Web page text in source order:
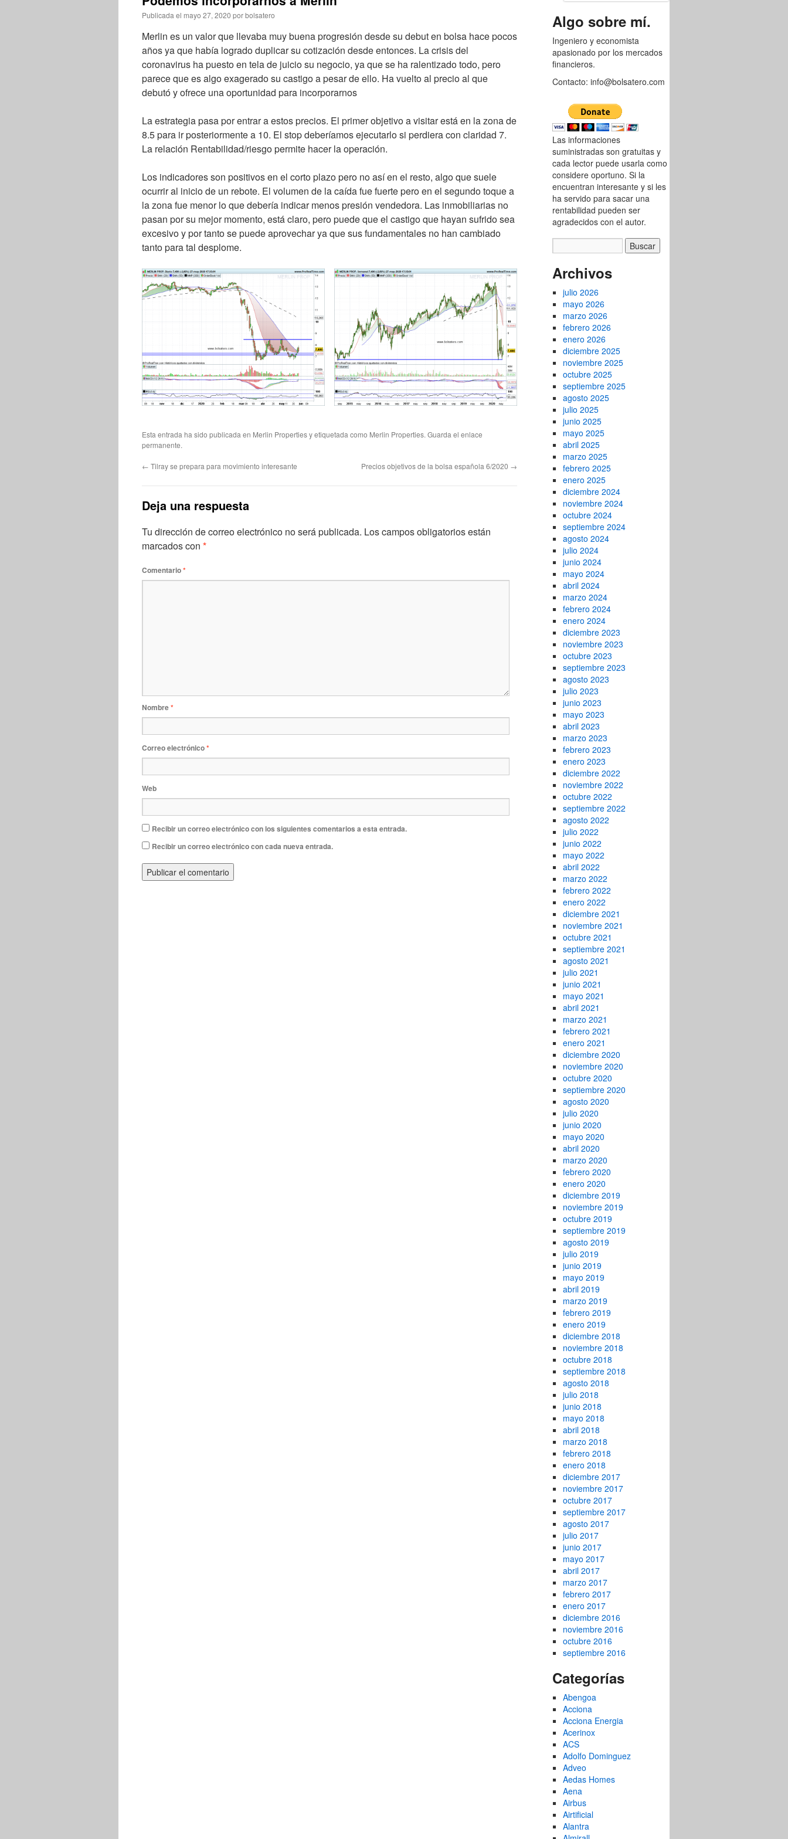
Publicada el mayo 27, 2020 porbolsatero
Merlin es un valor que llevaba muy buena progresión desde su debut en bolsa hace pocos
años ya que había logrado duplicar su cotización desde entonces. La crisis del
coronavirus ha puesto en tela de juicio su negocio, ya que se ha ralentizado todo, pero
parece que es algo exagerado su castigo a pesar de ello. Ha vuelto al precio al que
debutó y ofrece una oportunidad para incorporarnos
La estrategia pasa por entrar a estos precios. El primer objetivo a visitar está en la zona de
8.5 para ir posteriormente a 10. El stop deberíamos ejecutarlo si perdiera con claridad 7.
La relación Rentabilidad/riesgo permite hacer la operación.
Los indicadores son positivos en el corto plazo pero no así en el resto, algo que suele
ocurrir al inicio de un rebote. El volumen de la caída fue fuerte pero en el segundo toque a
la zona fue menor lo que debería indicar menos presión vendedora. Las inmobiliarias no
pasan por su mejor momento, está claro, pero puede que el castigo que hayan sufrido sea
excesivo y por tanto se puede aprovechar ya que sus fundamentales no han cambiado
tanto para tal desplome.
Esta entrada ha sido publicada en Merlin Propertiesy etiquetada como Merlin Properties. Guarda el enlace
permanente.
← Tilray se prepara para movimiento interesante Precios objetivos de la bolsa española 6/2020 →
Deja una respuesta
Tu dirección de correo electrónico no será publicada. Los campos obligatorios están
marcados con *
Comentario*
Nombre*
Correo electrónico*
Web
Recibir un correo electrónico con los siguientes comentarios a esta entrada.
Recibir un correo electrónico con cada nueva entrada.
Algo sobre mí.
Ingeniero y economista
apasionado por los mercados
financieros.
Contacto: info@bolsatero.com
Las informaciones
suministradas son gratuitas y
cada lector puede usarla como
considere oportuno. Si la
encuentran interesante y si les
ha servido para sacar una
rentabilidad pueden ser
agradecidos con el autor.
Archivos
julio 2026
mayo 2026
marzo 2026
febrero 2026
enero 2026
diciembre 2025
noviembre 2025
octubre 2025
septiembre 2025
agosto 2025
julio 2025
junio 2025
mayo 2025
abril 2025
marzo 2025
febrero 2025
enero 2025
diciembre 2024
noviembre 2024
octubre 2024
septiembre 2024
agosto 2024
julio 2024
junio 2024
mayo 2024
abril 2024
marzo 2024
febrero 2024
enero 2024
diciembre 2023
noviembre 2023
octubre 2023
septiembre 2023
agosto 2023
julio 2023
junio 2023
mayo 2023
abril 2023
marzo 2023
febrero 2023
enero 2023
diciembre 2022
noviembre 2022
octubre 2022
septiembre 2022
agosto 2022
julio 2022
junio 2022
mayo 2022
abril 2022
marzo 2022
febrero 2022
enero 2022
diciembre 2021
noviembre 2021
octubre 2021
septiembre 2021
agosto 2021
julio 2021
junio 2021
mayo 2021
abril 2021
marzo 2021
febrero 2021
enero 2021
diciembre 2020
noviembre 2020
octubre 2020
septiembre 2020
agosto 2020
julio 2020
junio 2020
mayo 2020
abril 2020
marzo 2020
febrero 2020
enero 2020
diciembre 2019
noviembre 2019
octubre 2019
septiembre 2019
agosto 2019
julio 2019
junio 2019
mayo 2019
abril 2019
marzo 2019
febrero 2019
enero 2019
diciembre 2018
noviembre 2018
octubre 2018
septiembre 2018
agosto 2018
julio 2018
junio 2018
mayo 2018
abril 2018
marzo 2018
febrero 2018
enero 2018
diciembre 2017
noviembre 2017
octubre 2017
septiembre 2017
agosto 2017
julio 2017
junio 2017
mayo 2017
abril 2017
marzo 2017
febrero 2017
enero 2017
diciembre 2016
noviembre 2016
octubre 2016
septiembre 2016
Categorías
Abengoa
Acciona
Acciona Energia
Acerinox
ACS
Adolfo Dominguez
Adveo
Aedas Homes
Aena
Airbus
Airtificial
Alantra